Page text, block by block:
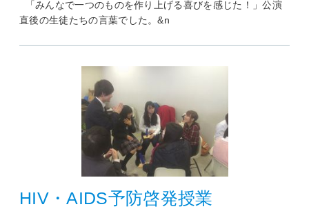
「みんなで一つのものを作り上げる喜びを感じた！」公演
直後の生徒たちの言葉でした。&n
HIV・AIDS予防啓発授業